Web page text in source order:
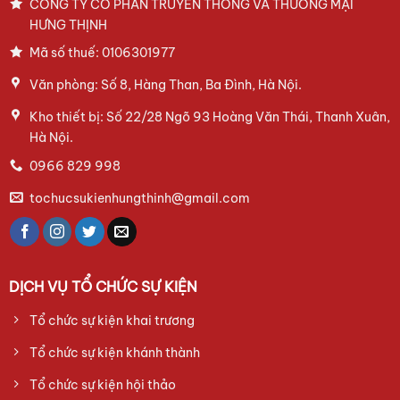
CÔNG TY CỔ PHẦN TRUYỀN THÔNG VÀ THƯƠNG MẠI
HƯNG THỊNH
Mã số thuế: 0106301977
Văn phòng: Số 8, Hàng Than, Ba Đình, Hà Nội.
Kho thiết bị: Số 22/28 Ngõ 93 Hoàng Văn Thái, Thanh Xuân,
Hà Nội.
0966 829 998
tochucsukienhungthinh@gmail.com
DỊCH VỤ TỔ CHỨC SỰ KIỆN
Tổ chức sự kiện khai trương
Tổ chức sự kiện khánh thành
Tổ chức sự kiện hội thảo